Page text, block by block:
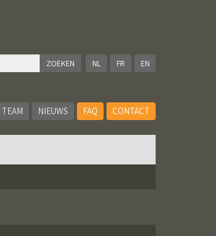
NL FR EN
TEAM NIEUWS FAQ CONTACT